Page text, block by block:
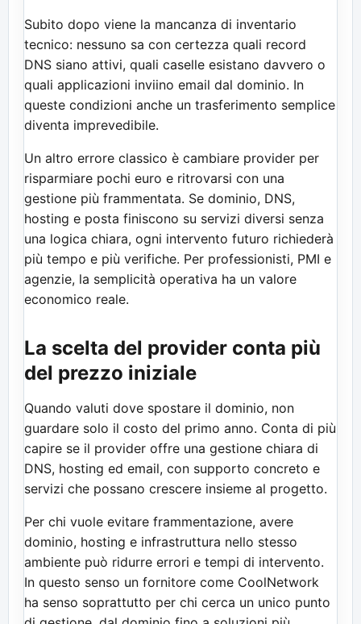
Subito dopo viene la mancanza di inventario
tecnico: nessuno sa con certezza quali record
DNS siano attivi, quali caselle esistano davvero o
quali applicazioni inviino email dal dominio. In
queste condizioni anche un trasferimento semplice
diventa imprevedibile.
Un altro errore classico è cambiare provider per
risparmiare pochi euro e ritrovarsi con una
gestione più frammentata. Se dominio, DNS,
hosting e posta finiscono su servizi diversi senza
una logica chiara, ogni intervento futuro richiederà
più tempo e più verifiche. Per professionisti, PMI e
agenzie, la semplicità operativa ha un valore
economico reale.
La scelta del provider conta più
del prezzo iniziale
Quando valuti dove spostare il dominio, non
guardare solo il costo del primo anno. Conta di più
capire se il provider offre una gestione chiara di
DNS, hosting ed email, con supporto concreto e
servizi che possano crescere insieme al progetto.
Per chi vuole evitare frammentazione, avere
dominio, hosting e infrastruttura nello stesso
ambiente può ridurre errori e tempi di intervento.
In questo senso un fornitore come CoolNetwork
ha senso soprattutto per chi cerca un unico punto